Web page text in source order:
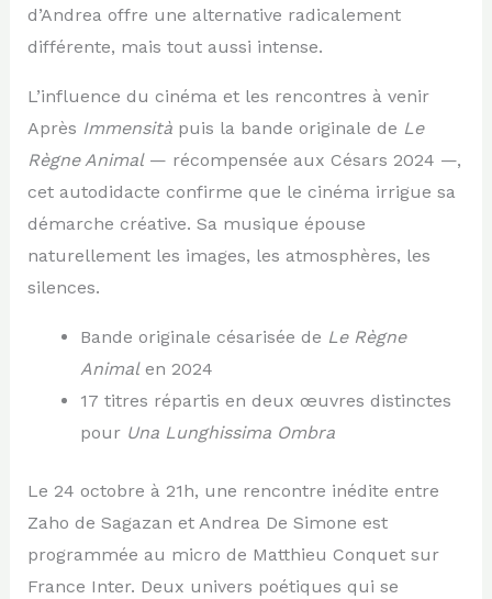
d’Andrea offre une alternative radicalement
différente, mais tout aussi intense.
L’influence du cinéma et les rencontres à venir
Après Immensitàpuis la bande originale de Le
Règne Animal— récompensée aux Césars 2024 —,
cet autodidacte confirme que le cinéma irrigue sa
démarche créative. Sa musique épouse
naturellement les images, les atmosphères, les
silences.
Bande originale césarisée de Le Règne
Animalen 2024
17 titres répartis en deux œuvres distinctes
pour Una Lunghissima Ombra
Le 24 octobre à 21h, une rencontre inédite entre
Zaho de Sagazan et Andrea De Simone est
programmée au micro de Matthieu Conquet sur
France Inter. Deux univers poétiques qui se